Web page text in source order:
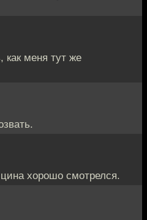
как меня тут же
хорошо смотрелся.